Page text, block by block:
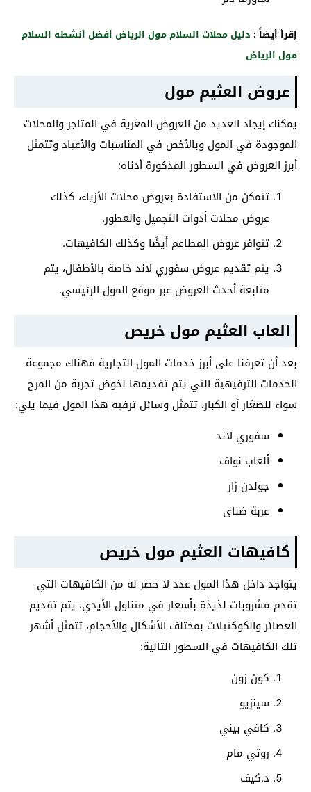
إقرأ أيضاً : دليل محلات السلام مول الرياض أفضل أنشطه السلام
مول الرياض
عروض العثيم مول
يمكنك إيجاد العديد من العروض المغرية في المتاجر والمحلات
الموجودة في المول وبالأخص في المناسبات والأعياد وتتمثل
أبرز العروض في السطور المذكورة أدناه:
تتمكن من الاستفادة بعروض محلات الأزياء، كذلك
عروض محلات أدوات التجميل والعطور.
تتوافر عروض المطاعم أيضًا وكذلك الكافيهات.
يتم تقديم عروض سفوري لاند خاصة بالأطفال، يتم
متابعة أحدث العروض عبر موقع المول الرئيسي.
العاب العثيم مول خريص
بعد أن تعرفنا على أبرز خدمات المول التجارية فهناك مجموعة
الخدمات الترفيهية التي يتم تقديمها لخوض تجربة من المرح
سواء للصغار أو الكبار، تتمثل وسائل ترفيه هذا المول فيما يلي:
سفوري لاند
ألعاب نواف
جولدن زار
عربة ضناى
كافيهات العثيم مول خريص
يتواجد داخل هذا المول عدد لا حصر له من الكافيهات التي
تقدم مشروبات لذيذة بأسعار في متناول الأيدي، يتم تقديم
العصائر والكوكتيلات بمختلف الأشكال والأحجام، تتمثل أشهر
تلك الكافيهات في السطور التالية:
كون زون
سينزيو
كافي بيني
روتي مام
د.كيف